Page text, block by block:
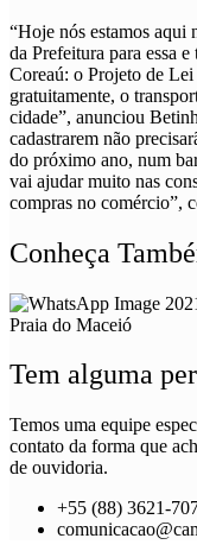
“Hoje nós estamos aqui
da Prefeitura para essa
Coreaú: o Projeto de
gratuitamente, o
cidade”, anunciou
cadastrarem não
do próximo ano, num
vai ajudar muito nas
compras no comércio”,
Conheça
Praia do Maceió
Tem alguma
Temos uma equipe
contato da forma que
de ouvidoria.
+55 (88) 3621-